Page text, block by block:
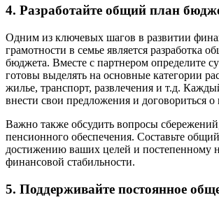
4. Разработайте общий план
Одним из ключевых шагов в развитии
грамотности в семье является разработка
бюджета. Вместе с партнером определите
готовы выделять на основные категории
жилье, транспорт, развлечения и т.д.
внести свои предложения и договориться о
Важно также обсудить вопросы
пенсионного обеспечения. Составьте
достижению ваших целей и постепенному
финансовой стабильности.
5. Поддерживайте постоянное